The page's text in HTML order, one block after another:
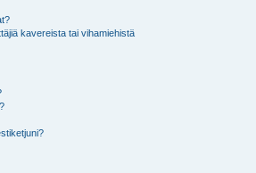
kavereista tai vihamiehistä